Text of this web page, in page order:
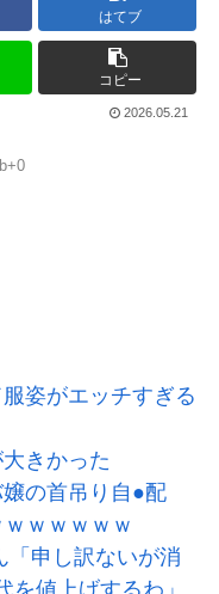
はてブ
コピー
2026.05.21
姿がエッチすぎる
きかった
嬢の首吊り自●配
ｗｗｗｗｗ
「申し訳ないが消
値上げするわ」